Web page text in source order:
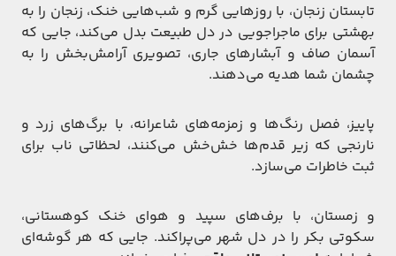
تابستان زنجان، با روزهایی گرم و شب‌هایی خنک، زنجان را به
بهشتی برای ماجراجویی در دل طبیعت بدل می‌کند، جایی که
آسمان صاف و آبشارهای جاری، تصویری آرامش‌بخش را به
چشمان شما هدیه می‌دهند.
پاییز، فصل رنگ‌ها و زمزمه‌های شاعرانه، با برگ‌های زرد و
نارنجی که زیر قدم‌ها خش‌خش می‌کنند، لحظاتی ناب برای
ثبت خاطرات می‌سازد.
و زمستان، با برف‌های سپید و هوای خنک کوهستانی،
سکوتی بکر را در دل شهر می‌پراکند. جایی که هر گوشه‌ای